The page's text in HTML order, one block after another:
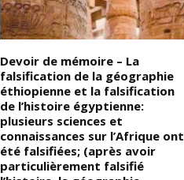
Devoir de mémoire – La
falsification de la géographie
éthiopienne et la falsification
de l’histoire égyptienne:
plusieurs sciences et
connaissances sur l’Afrique ont
été falsifiées; (après avoir
particulièrement falsifié